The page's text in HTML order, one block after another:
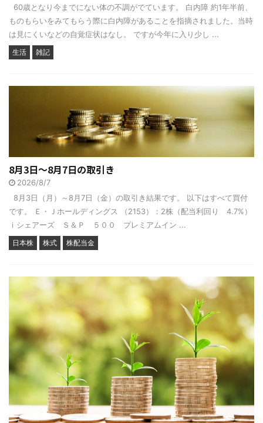
60歳となり今までにない体の不調がでています。 白内障 約1年半前、
ものもらいをみてもらう際に白内障があることを指摘されました。当時
は見にくいなどの自覚症状はなし。 ですが今年に入り少し ...
生活 雑記
8月3日～8月7日の取引き
2026/8/7
8月3日（月）～8月7日（金）の取引き結果です。 以下はすべて買付
です。 Ｅ・Ｊホールディングス （2153）：2株（配当利回り 4.7%）
ｉシェアーズ Ｓ＆Ｐ ５００ プレミアムイン ...
日本株 株式 株配当金